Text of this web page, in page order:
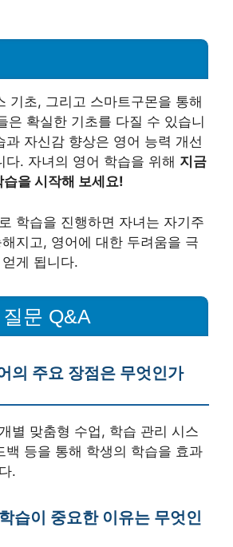
기초, 그리고 스마트구몬을 통해
은 확실한 기초를 다질 수 있습니
과 자신감 향상은 영어 능력 개선
다. 자녀의 영어 학습을 위해 지금
을 시작해 보세요!
학습을 진행하면 자녀는 자기주
지고, 영어에 대한 두려움을 극
게 됩니다.
문 Q&A
의 주요 장점은 무엇인가
별 맞춤형 수업, 학습 관리 시스
백 등을 통해 학생의 학습을 효과
.
습이 중요한 이유는 무엇인